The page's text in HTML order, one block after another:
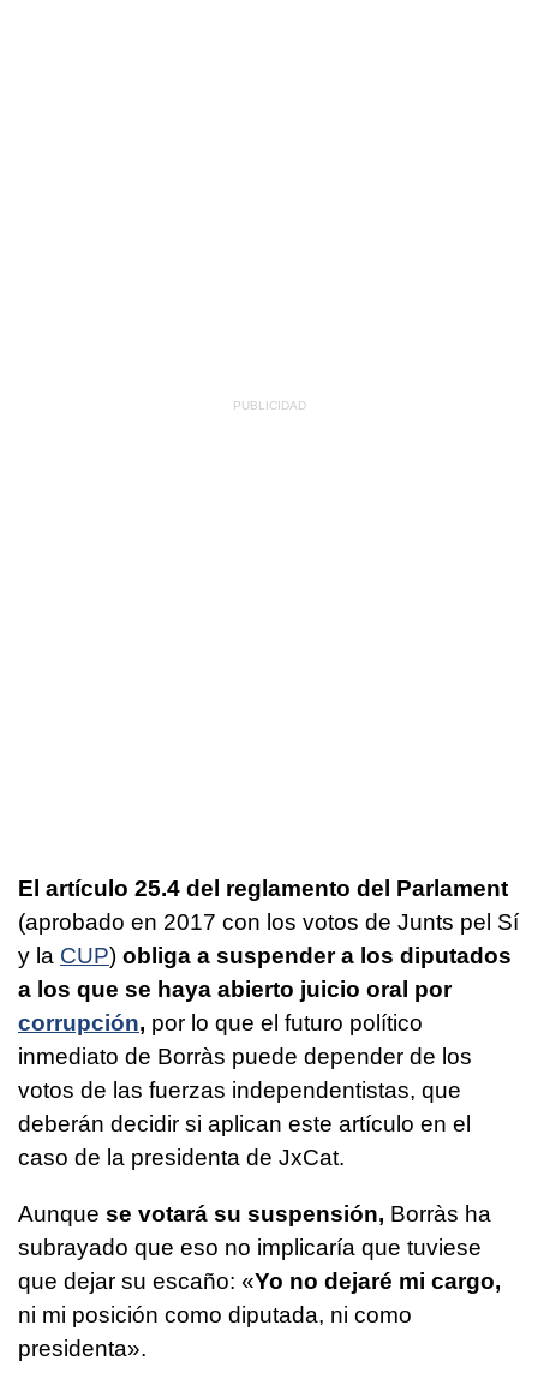
El artículo 25.4 del reglamento del Parlament
(aprobado en 2017 con los votos de Junts pel Sí
y la CUP) obliga a suspender a los diputados
a los que se haya abierto juicio oral por
corrupción, por lo que el futuro político
inmediato de Borràs puede depender de los
votos de las fuerzas independentistas, que
deberán decidir si aplican este artículo en el
caso de la presidenta de JxCat.
Aunque se votará su suspensión, Borràs ha
subrayado que eso no implicaría que tuviese
que dejar su escaño: «Yo no dejaré mi cargo,
ni mi posición como diputada, ni como
presidenta».